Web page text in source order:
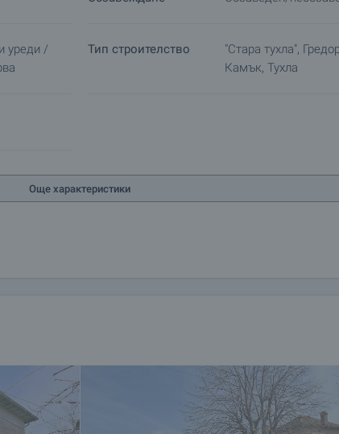
уреди /
Тип строителство
"Стара тухла",
Камък, Тухла
Още характеристики